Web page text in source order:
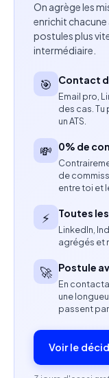
intégrer les
formation.
pour guider
Analyser les
proposer des
Communiquer
prenantes afin
Contribuer à la
technique et
Compétences
Maîtrise parfaite
comme à l'oral.
Expérience en
On agrège les
enrichit
postules plus
intermédiaire.
🎯 Contact
Email pro,
des cas. Tu
un ATS.
💸 0% de
de
entre toi et
⚡ Toutes
LinkedIn,
agrégés et
🚀 Postule
En
une
passent
Voir le